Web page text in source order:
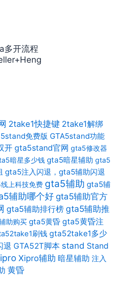
多开流程
2take1快捷键 2take1解绑
免费版 GTA5stand功能
开 gta5stand官网 gta5修改器
暗星多少钱 gta5暗星辅助 gta5
gta5注入闪退，gta5辅助闪退
上科技免费 gta5辅助 gta5辅
辅助哪个好gta5辅助官方
gta5辅助排行榜 gta5辅助推
助购买 gta5黄昏 gta5黄昏注
刷钱 gta52take1多少
退 GTA52T脚本 stand Stand
Xipro辅助 暗星辅助 注入
黄昏